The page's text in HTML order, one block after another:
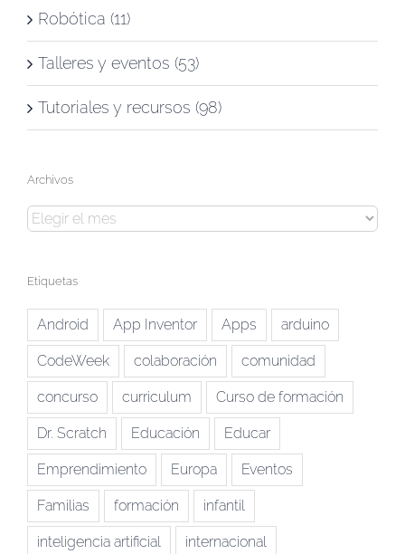
Robótica (11)
Talleres y eventos (53)
Tutoriales y recursos (98)
Archivos
Archivos
Etiquetas
Android App Inventor Apps arduino
CodeWeek colaboración comunidad
concurso curriculum Curso de formación
Dr. Scratch Educación Educar
Emprendimiento Europa Eventos
Familias formación infantil
inteligencia artificial internacional